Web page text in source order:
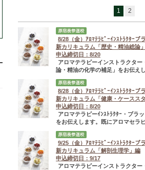
1 2
8/28（金）ｱﾛﾏﾃﾗﾋﾟｰｲﾝｽﾄﾗｸﾀｰブ
新カリキュラム「歴史・精油総論
申込締切日：8/20
アロマテラピーインストラクタ
論・精油の化学の補足」をお伝え
8/28（金）ｱﾛﾏﾃﾗﾋﾟｰｲﾝｽﾄﾗｸﾀｰブ
新カリキュラム「健康・ケースス
申込締切日：8/20
アロマテラピーｲﾝｽﾄﾗｸﾀｰ・ブ
をお伝えします。既にアロマセラ
9/25（金）ｱﾛﾏﾃﾗﾋﾟｰｲﾝｽﾄﾗｸﾀｰブ
新カリキュラム「解剖生理学」編
申込締切日：9/17
アロマテラピーインストラクタ